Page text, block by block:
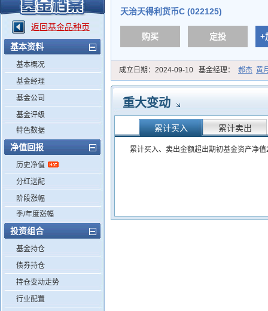
返回基金品种页
基本资料
基本概况
基金经理
基金公司
基金评级
特色数据
净值回报
历史净值
分红送配
阶段涨幅
季/年度涨幅
投资组合
基金持仓
债券持仓
持仓变动走势
行业配置
天治天得利货币C (022125)
购买 定投 +
成立日期： 2024-09-10 基金经理： 郝杰 黄
重大变动
累计买入 累计卖出
累计买入、卖出金额超出期初基金资产净